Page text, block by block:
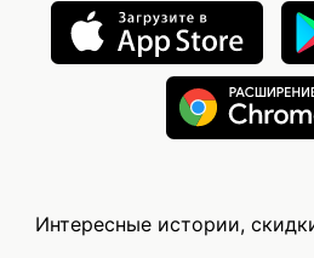
Интересные истории,